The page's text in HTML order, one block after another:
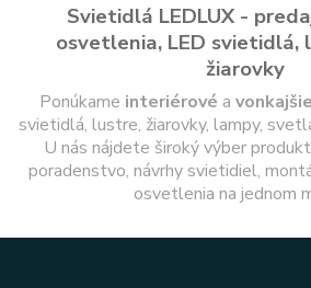
Svietidlá LEDLUX -
osvetlenia, LED svietidlá,
žiarovky
Ponúkame interiérové a vonkajšie
svietidlá, lustre, žiarovky, lampy,
U nás nájdete široký výber
poradenstvo, návrhy svietidiel,
osvetlenia na jednom